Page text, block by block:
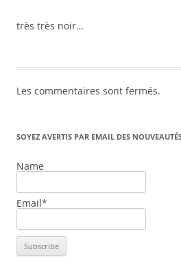
très très noir…
Les commentaires sont fermés.
SOYEZ AVERTIS PAR EMAIL DES
Name
Email*